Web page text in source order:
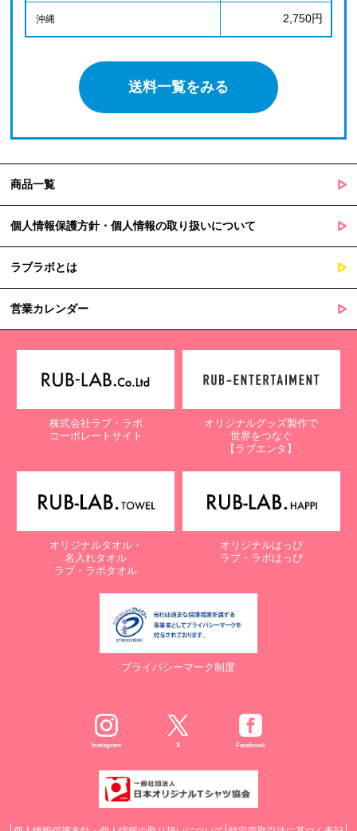
沖縄 2,750円
送料一覧をみる
商品一覧
個人情報保護方針・個人情報の取り扱いについて
ラブラボとは
営業カレンダー
株式会社ラブ・ラボ
コーポレートサイト
オリジナルグッズ製作で
世界をつなぐ
【ラブエンタ】
オリジナルタオル・
名入れタオル
ラブ・ラボタオル
オリジナルはっぴ
ラブ・ラボはっぴ
プライバシーマーク制度
Instagram X Facebook